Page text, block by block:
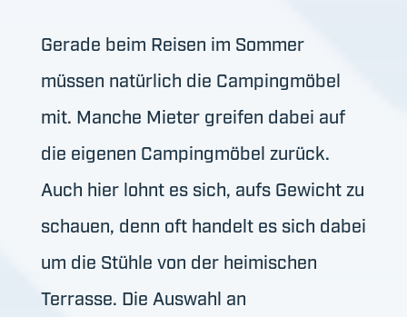
Gerade beim Reisen im Sommer
müssen natürlich die Campingmöbel
mit. Manche Mieter greifen dabei auf
die eigenen Campingmöbel zurück.
Auch hier lohnt es sich, aufs Gewicht zu
schauen, denn oft handelt es sich dabei
um die Stühle von der heimischen
Terrasse. Die Auswahl an